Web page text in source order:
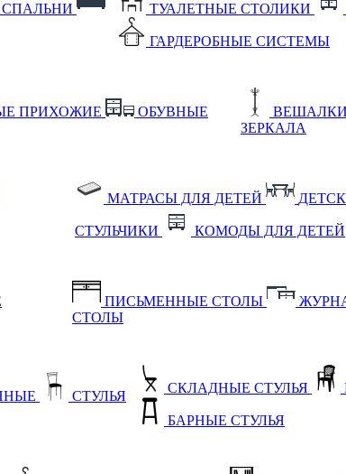
ТУАЛЕТНЫЕ СТОЛИКИ
ГАРДЕРОБНЫЕ СИСТЕМЫ
ПРИХОЖИЕ
ОБУВНЫЕ
ВЕШАЛКИ
ЗЕРКАЛА
МАТРАСЫ ДЛЯ ДЕТЕЙ
СТУЛЬЧИКИ КОМОДЫ ДЛЯ ДЕТЕЙ
ПИСЬМЕННЫЕ СТОЛЫ
СТОЛЫ
СТУЛЬЯ
СКЛАДНЫЕ СТУЛЬЯ
БАРНЫЕ СТУЛЬЯ